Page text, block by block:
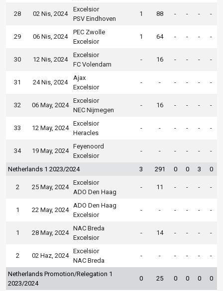
28 02 Nis, 2024
Excelsior
PSV Eindhoven
1 88 - - - -
29 06 Nis, 2024
PEC Zwolle
Excelsior
1 64 - - - -
30 12 Nis, 2024
Excelsior
FC Volendam
- 16 - - - -
31 24 Nis, 2024
Ajax
Excelsior
- - - - - -
32 06 May, 2024
Excelsior
NEC Nijmegen
- 16 - - - -
33 12 May, 2024
Excelsior
Heracles
- - - - - -
34 19 May, 2024
Feyenoord
Excelsior
- - - - - -
Netherlands 1 2023/2024 3 291 0 0 3 0
2 25 May, 2024
Excelsior
ADO Den Haag
- 11 - - - -
1 22 May, 2024
ADO Den Haag
Excelsior
- - - - - -
1 28 May, 2024
NAC Breda
Excelsior
- 14 - - - -
2 02 Haz, 2024
Excelsior
NAC Breda
- - - - - -
Netherlands Promotion/Relegation 1
2023/2024
0 25 0 0 0 0